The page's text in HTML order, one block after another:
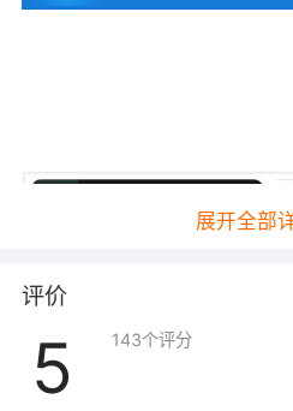
展开全部
评价
5 143个评分